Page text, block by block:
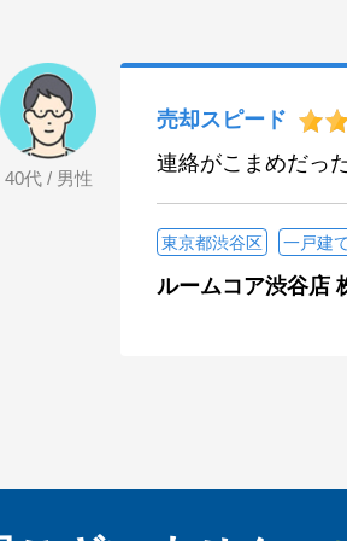
40代 / 男性
売却スピード
連絡がこまめだっ
東京都渋谷区 一戸建
ルームコア渋谷店